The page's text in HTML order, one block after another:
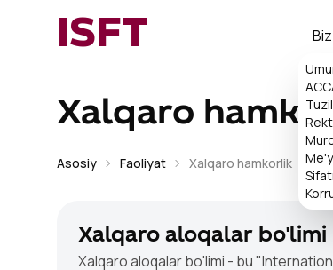
ISFT
Xalqaro
Asosiy Faoliyat Xalqaro hamkorlik
Xalqaro aloqalar bo'limi
Xalqaro aloqalar bo'limi - bu